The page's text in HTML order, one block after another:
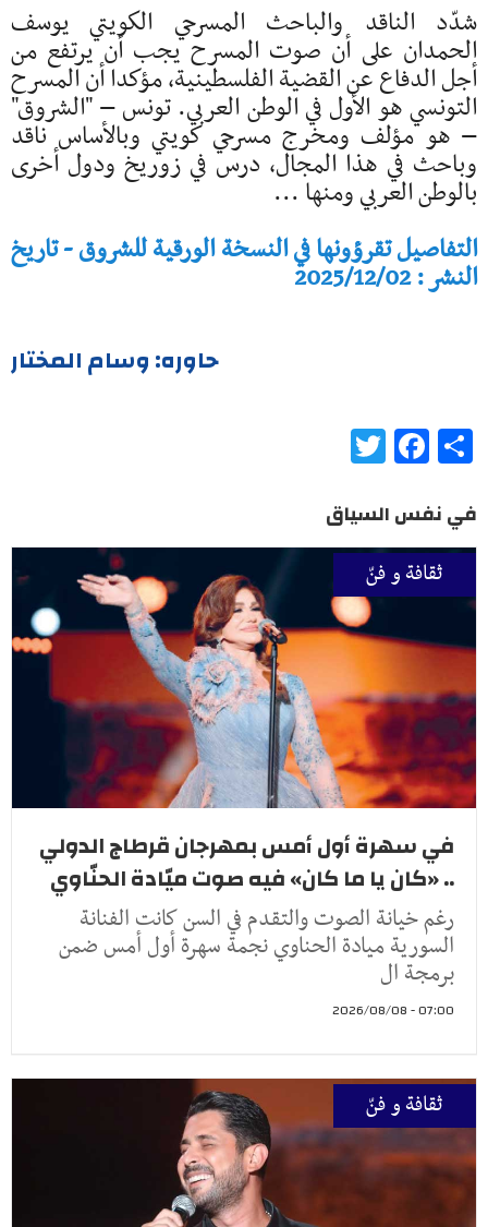
شدّد الناقد والباحث المسرحي الكويتي يوسف
الحمدان على أن صوت المسرح يجب أن يرتفع من
أجل الدفاع عن القضية الفلسطينية، مؤكدا أن المسرح
التونسي هو الأول في الوطن العربي. تونس – "الشروق"
– هو مؤلف ومخرج مسرحي كويتي وبالأساس ناقد
وباحث في هذا المجال، درس في زوريخ ودول أخرى
بالوطن العربي ومنها ...
التفاصيل تقرؤونها في النسخة الورقية للشروق - تاريخ
النشر : 2025/12/02
حاوره: وسام المختار
Share
Facebook
في نفس السياق
ثقافة و فنّ
في سهرة أول أمس بمهرجان قرطاج الدولي
.. «كان يا ما كان» فيه صوت ميّادة الحنّاوي
رغم خيانة الصوت والتقدم في السن كانت الفنانة
السورية ميادة الحناوي نجمة سهرة أول أمس ضمن
برمجة ال
07:00 - 2026/08/08
ثقافة و فنّ